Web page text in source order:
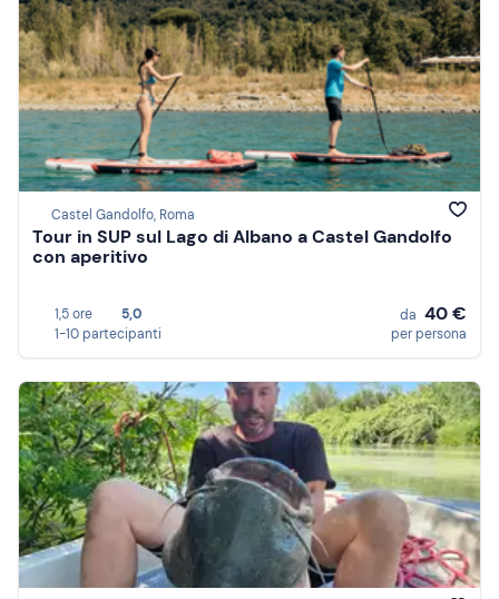
Castel Gandolfo, Roma
Tour in SUP sul Lago di Albano a Castel Gandolfo
con aperitivo
1,5 ore
5,0
1-10 partecipanti
da 40 €
per persona